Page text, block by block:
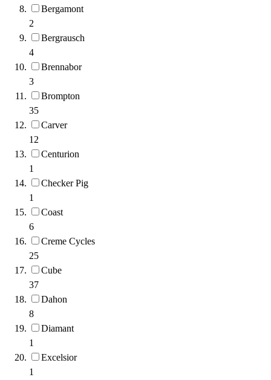
Bergamont
2
Bergrausch
4
Brennabor
3
Brompton
35
Carver
12
Centurion
1
Checker Pig
1
Coast
6
Creme Cycles
25
Cube
37
Dahon
8
Diamant
1
Excelsior
1